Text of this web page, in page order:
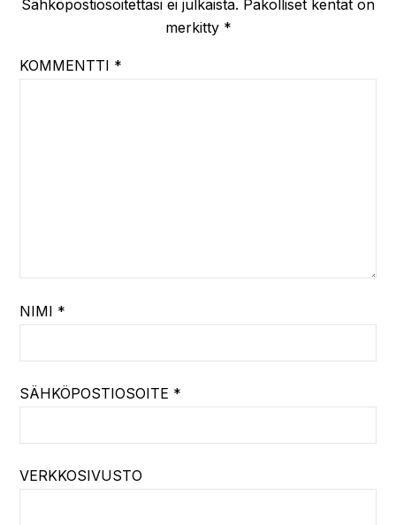
Sähköpostiosoitettasi ei julkaista. Pakolliset kentät on
merkitty *
KOMMENTTI *
NIMI *
SÄHKÖPOSTIOSOITE *
VERKKOSIVUSTO